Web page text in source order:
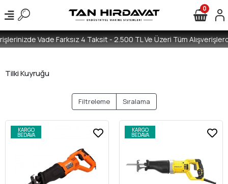
Vade Farksız 4 Taksit - 2.500 TL Ve Üzeri Tüm
0
Tilki Kuyruğu
Filtreleme Sıralama
KARGO
BEDAVA
KARGO
BEDAVA